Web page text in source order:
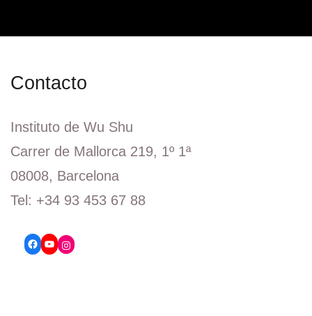
Contacto
Instituto de Wu Shu
Carrer de Mallorca 219, 1º 1ª
08008, Barcelona
Tel: +34 93 453 67 88